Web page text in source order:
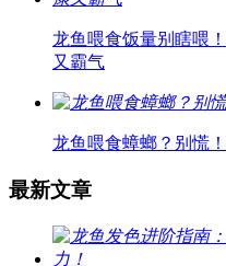
龙鱼喂食饭量别瞎喂
又霸气
龙鱼喂食蟑螂？别慌
最新文章